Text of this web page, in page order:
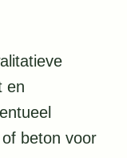
en
beton voor